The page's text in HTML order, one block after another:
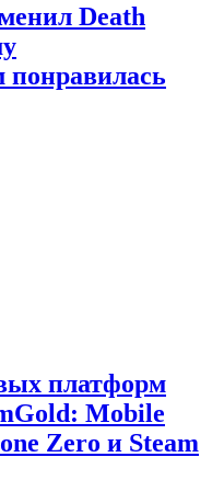
Death
платформ
Mobile
Zero и Steam